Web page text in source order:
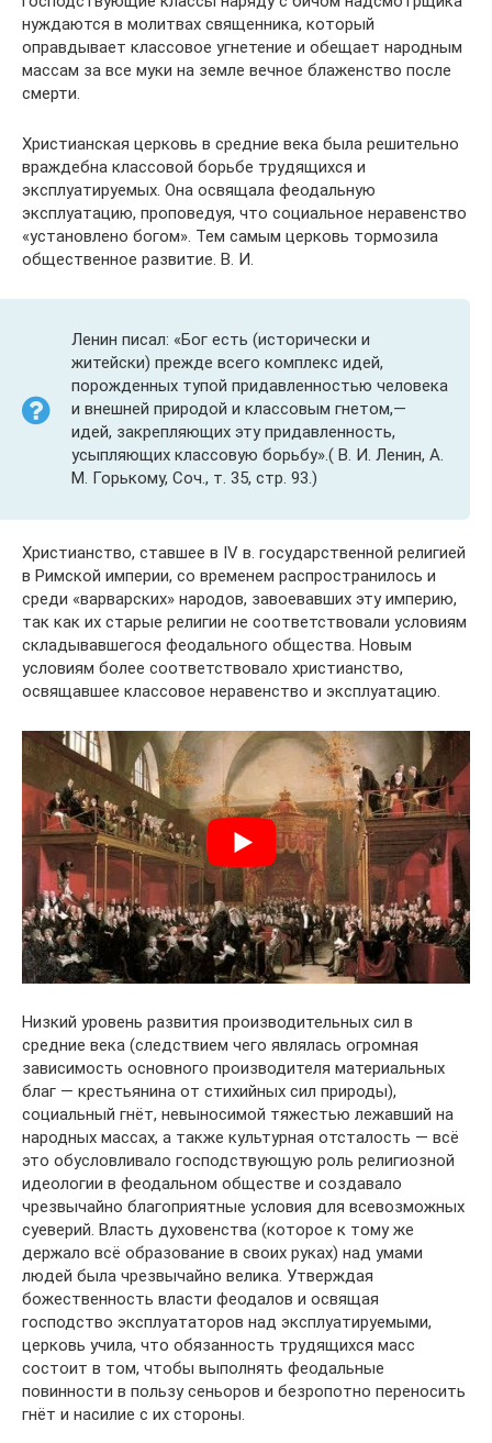
нуждаются в молитвах священника, который
оправдывает классовое угнетение и обещает народным
массам за все муки на земле вечное блаженство после
смерти.
Христианская церковь в средние века была решительно
враждебна классовой борьбе трудящихся и
эксплуатируемых. Она освящала феодальную
эксплуатацию, проповедуя, что социальное неравенство
«установлено богом». Тем самым церковь тормозила
общественное развитие. В. И.
Ленин писал: «Бог есть (исторически и
житейски) прежде всего комплекс идей,
порожденных тупой придавленностью человека
и внешней природой и классовым гнетом,—
идей, закрепляющих эту придавленность,
усыпляющих классовую борьбу».( В. И. Ленин, А.
М. Горькому, Соч., т. 35, стр. 93.)
Христианство, ставшее в IV в. государственной религией
в Римской империи, со временем распространилось и
среди «варварских» народов, завоевавших эту империю,
так как их старые религии не соответствовали условиям
складывавшегося феодального общества. Новым
условиям более соответствовало христианство,
освящавшее классовое неравенство и эксплуатацию.
Низкий уровень развития производительных сил в
средние века (следствием чего являлась огромная
зависимость основного производителя материальных
благ — крестьянина от стихийных сил природы),
социальный гнёт, невыносимой тяжестью лежавший на
народных массах, а также культурная отсталость — всё
это обусловливало господствующую роль религиозной
идеологии в феодальном обществе и создавало
чрезвычайно благоприятные условия для всевозможных
суеверий. Власть духовенства (которое к тому же
держало всё образование в своих руках) над умами
людей была чрезвычайно велика. Утверждая
божественность власти феодалов и освящая
господство эксплуататоров над эксплуатируемыми,
церковь учила, что обязанность трудящихся масс
состоит в том, чтобы выполнять феодальные
повинности в пользу сеньоров и безропотно переносить
гнёт и насилие с их стороны.